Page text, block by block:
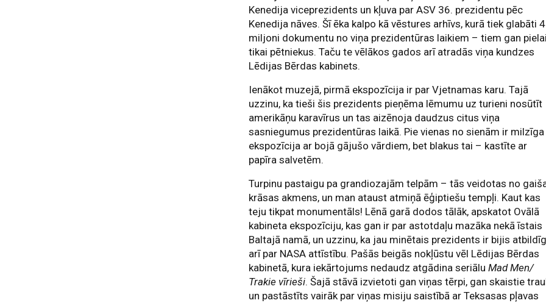
Kenedija viceprezidents un kļuva par ASV 36. prezidentu pēc
Kenedija nāves. Šī ēka kalpo kā vēstures arhīvs, kurā tiek glabāti
miljoni dokumentu no viņa prezidentūras laikiem – tiem gan
tikai pētniekus. Taču te vēlākos gados arī atradās viņa kundzes
Lēdijas Bērdas kabinets.
Ienākot muzejā, pirmā ekspozīcija ir par Vjetnamas karu. Tajā
uzzinu, ka tieši šis prezidents pieņēma lēmumu uz turieni nosūtīt
amerikāņu karavīrus un tas aizēnoja daudzus citus viņa
sasniegumus prezidentūras laikā. Pie vienas no sienām ir milzīga
ekspozīcija ar bojā gājušo vārdiem, bet blakus tai – kastīte ar
papīra salvetēm.
Turpinu pastaigu pa grandiozajām telpām – tās veidotas no
krāsas akmens, un man ataust atmiņā ēģiptiešu tempļi. Kaut kas
teju tikpat monumentāls! Lēnā garā dodos tālāk, apskatot Ovālā
kabineta ekspozīciju, kas gan ir par astotdaļu mazāka nekā īstais
Baltajā namā, un uzzinu, ka jau minētais prezidents ir bijis
arī par NASA attīstību. Pašās beigās nokļūstu vēl Lēdijas Bērdas
kabinetā, kura iekārtojums nedaudz atgādina seriāluMad Men/
Trakie vīrieši. Šajā stāvā izvietoti gan viņas tērpi, gan skaistie
un pastāstīts vairāk par viņas misiju saistībā ar Teksasas pļavas